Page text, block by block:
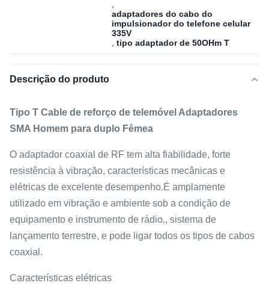
adaptadores do cabo do
impulsionador do telefone celular
335V
tipo adaptador de 50OHm T
Descrição do produto
Tipo T Cable de reforço de telemóvel Adaptadores
SMA Homem para duplo Fêmea
O adaptador coaxial de RF tem alta fiabilidade, forte
resistência à vibração, características mecânicas e
elétricas de excelente desempenho.É amplamente
utilizado em vibração e ambiente sob a condição de
equipamento e instrumento de rádio., sistema de
lançamento terrestre, e pode ligar todos os tipos de cabos
coaxial.
Características elétricas